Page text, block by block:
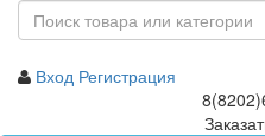
Вход Регистрация